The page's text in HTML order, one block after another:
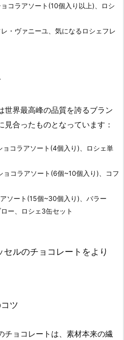
ョコラアソート(10個入り以上)、ロシ
レ・ヴァニーユ、気になるロシェフレ
世界最高峰の品質を誇るブラン
見合ったものとなっています：
コラアソート(4個入り)、ロシェ単
コラアソート(6個~10個入り)、コフ
ソート(15個~30個入り)、バラー
ー、ロシェ3缶セット
セルのチョコレートをより
ツ
チョコレートは、素材本来の繊